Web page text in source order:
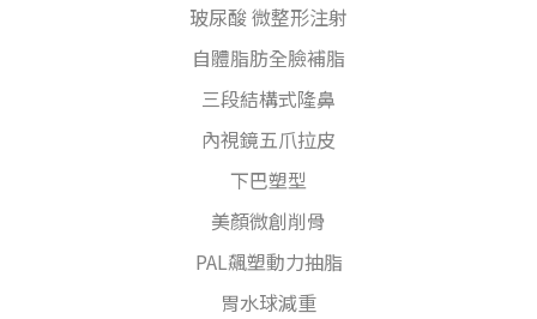
玻尿酸 微整形注射
自體脂肪全臉補脂
三段結構式隆鼻
內視鏡五爪拉皮
下巴塑型
美顏微創削骨
PAL飆塑動力抽脂
胃水球減重